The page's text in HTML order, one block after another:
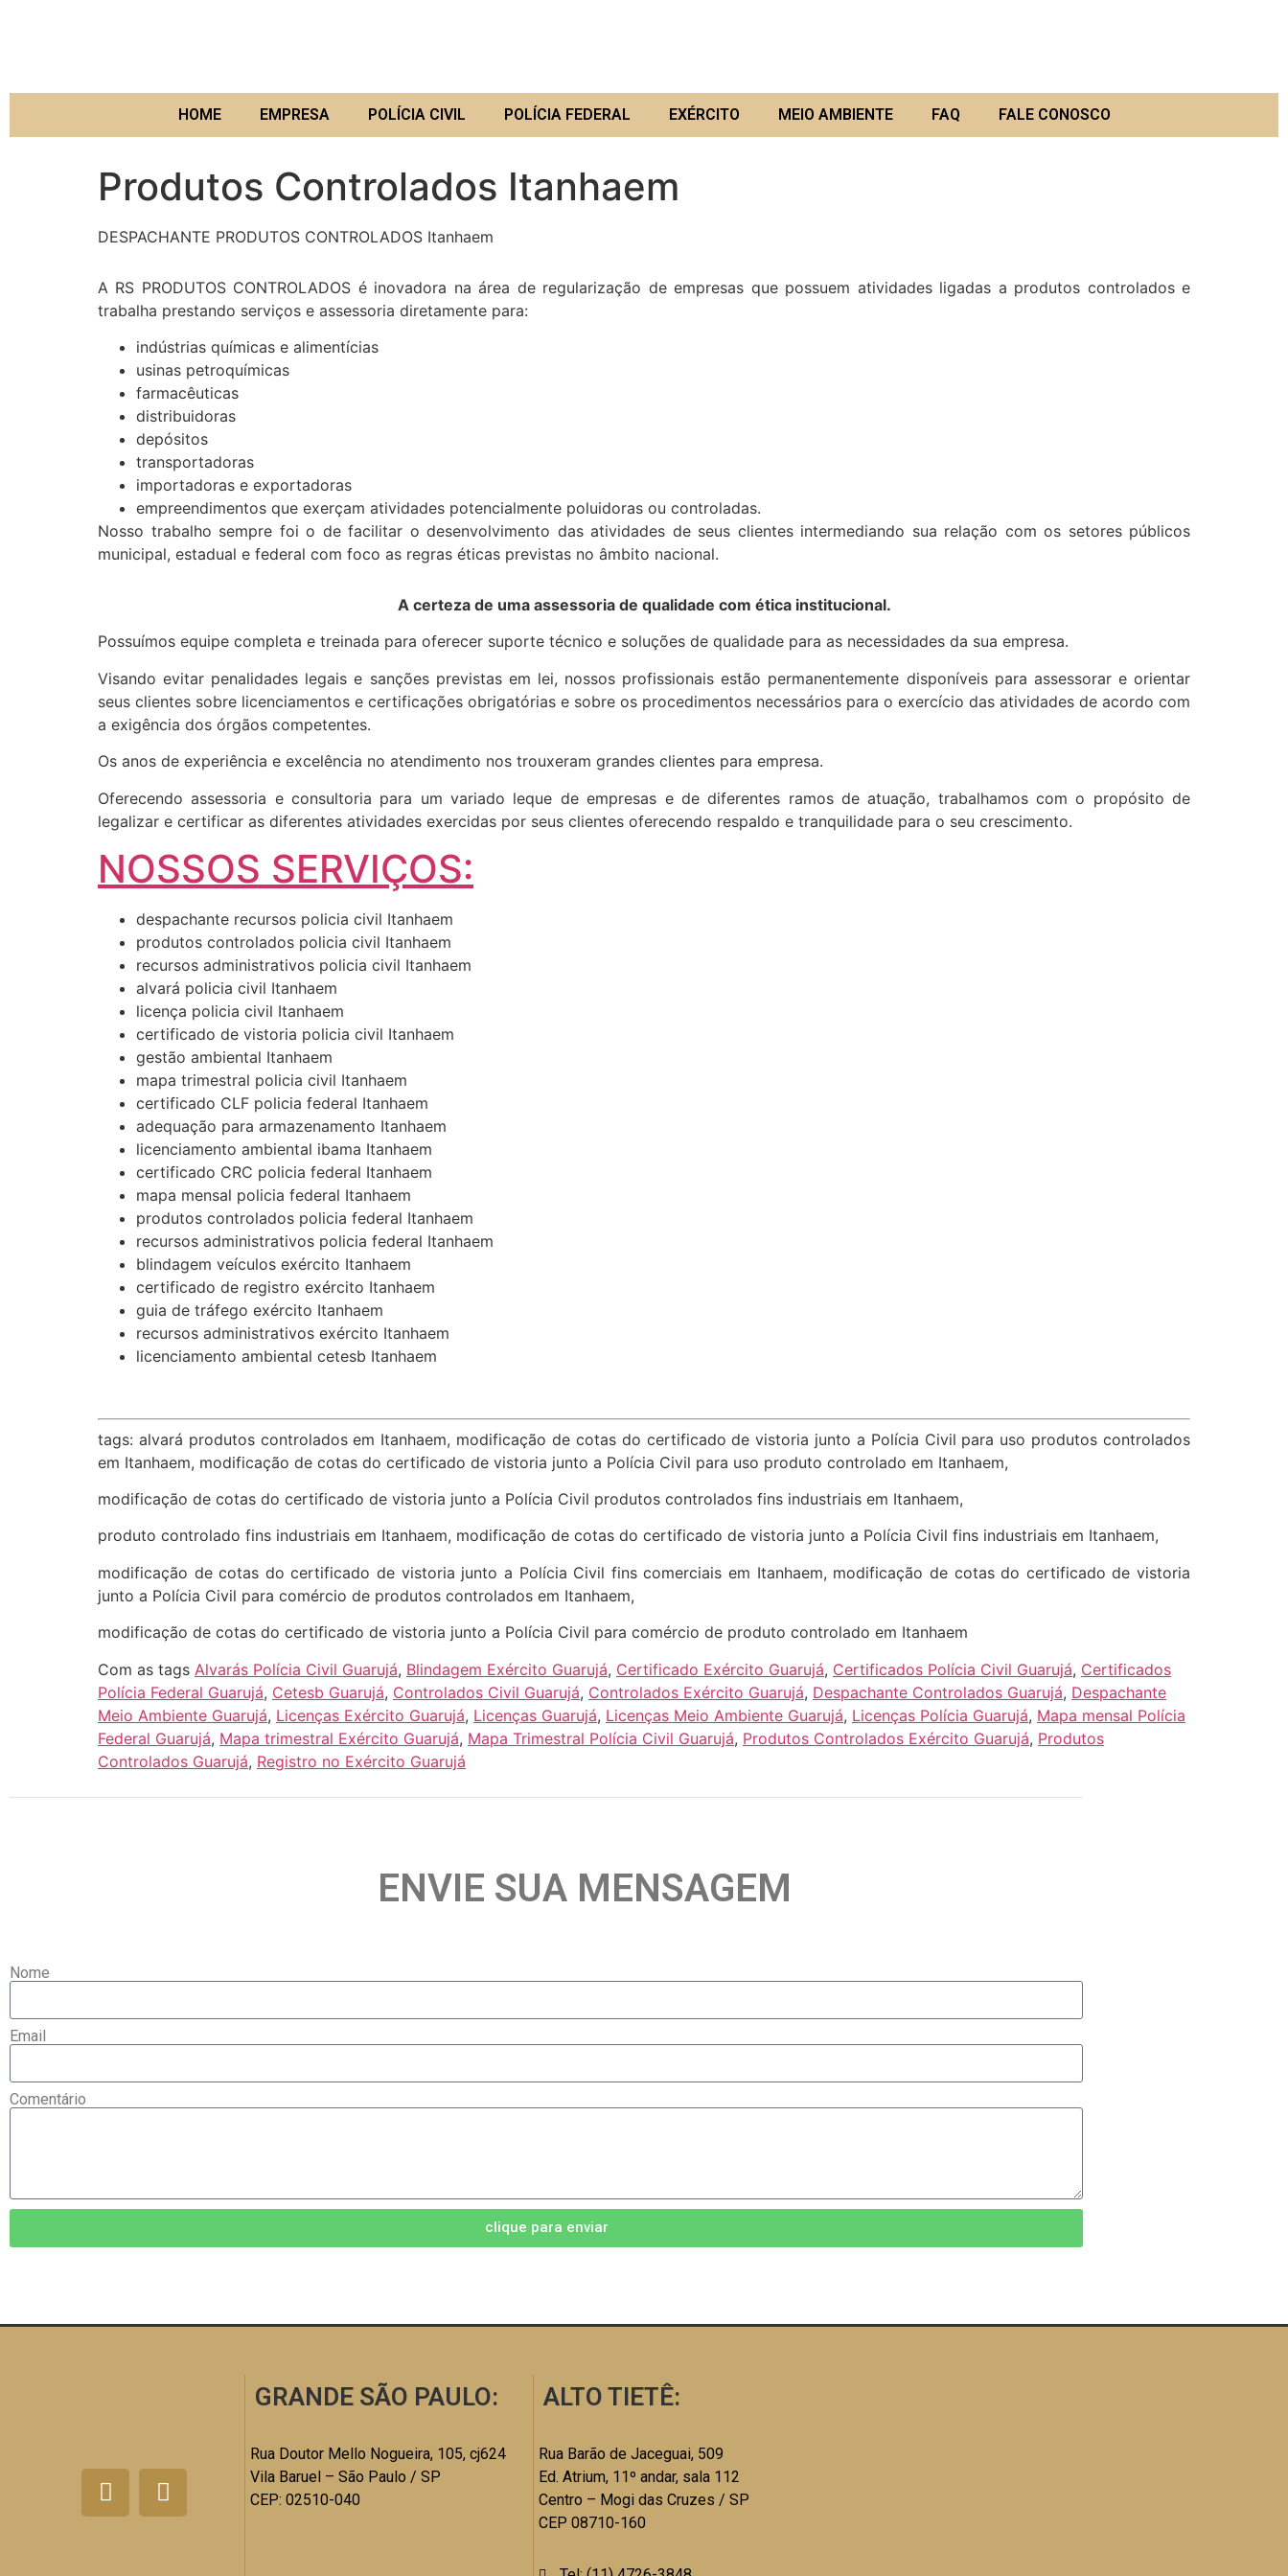
HOME EMPRESA POLÍCIA CIVIL POLÍCIA FEDERAL EXÉRCITO MEIO AMBIENTE FAQ FALE CONOSCO
Produtos Controlados Itanhaem
DESPACHANTE PRODUTOS CONTROLADOS Itanhaem
A RS PRODUTOS CONTROLADOS é inovadora na área de regularização de empresas que possuem atividades ligadas a produtos controlados e
trabalha prestando serviços e assessoria diretamente para:
indústrias químicas e alimentícias
usinas petroquímicas
farmacêuticas
distribuidoras
depósitos
transportadoras
importadoras e exportadoras
empreendimentos que exerçam atividades potencialmente poluidoras ou controladas.
Nosso trabalho sempre foi o de facilitar o desenvolvimento das atividades de seus clientes intermediando sua relação com os setores públicos
municipal, estadual e federal com foco as regras éticas previstas no âmbito nacional.
A certeza de uma assessoria de qualidade com ética institucional.
Possuímos equipe completa e treinada para oferecer suporte técnico e soluções de qualidade para as necessidades da sua empresa.
Visando evitar penalidades legais e sanções previstas em lei, nossos profissionais estão permanentemente disponíveis para assessorar e orientar
seus clientes sobre licenciamentos e certificações obrigatórias e sobre os procedimentos necessários para o exercício das atividades de acordo com
a exigência dos órgãos competentes.
Os anos de experiência e excelência no atendimento nos trouxeram grandes clientes para empresa.
Oferecendo assessoria e consultoria para um variado leque de empresas e de diferentes ramos de atuação, trabalhamos com o propósito de
legalizar e certificar as diferentes atividades exercidas por seus clientes oferecendo respaldo e tranquilidade para o seu crescimento.
NOSSOS SERVIÇOS:
despachante recursos policia civil Itanhaem
produtos controlados policia civil Itanhaem
recursos administrativos policia civil Itanhaem
alvará policia civil Itanhaem
licença policia civil Itanhaem
certificado de vistoria policia civil Itanhaem
gestão ambiental Itanhaem
mapa trimestral policia civil Itanhaem
certificado CLF policia federal Itanhaem
adequação para armazenamento Itanhaem
licenciamento ambiental ibama Itanhaem
certificado CRC policia federal Itanhaem
mapa mensal policia federal Itanhaem
produtos controlados policia federal Itanhaem
recursos administrativos policia federal Itanhaem
blindagem veículos exército Itanhaem
certificado de registro exército Itanhaem
guia de tráfego exército Itanhaem
recursos administrativos exército Itanhaem
licenciamento ambiental cetesb Itanhaem
tags: alvará produtos controlados em Itanhaem, modificação de cotas do certificado de vistoria junto a Polícia Civil para uso produtos controlados
em Itanhaem, modificação de cotas do certificado de vistoria junto a Polícia Civil para uso produto controlado em Itanhaem,
modificação de cotas do certificado de vistoria junto a Polícia Civil produtos controlados fins industriais em Itanhaem,
produto controlado fins industriais em Itanhaem, modificação de cotas do certificado de vistoria junto a Polícia Civil fins industriais em Itanhaem,
modificação de cotas do certificado de vistoria junto a Polícia Civil fins comerciais em Itanhaem, modificação de cotas do certificado de vistoria
junto a Polícia Civil para comércio de produtos controlados em Itanhaem,
modificação de cotas do certificado de vistoria junto a Polícia Civil para comércio de produto controlado em Itanhaem
Com as tags Alvarás Polícia Civil Guarujá, Blindagem Exército Guarujá, Certificado Exército Guarujá, Certificados Polícia Civil Guarujá, Certificados
Polícia Federal Guarujá, Cetesb Guarujá, Controlados Civil Guarujá, Controlados Exército Guarujá, Despachante Controlados Guarujá, Despachante
Meio Ambiente Guarujá, Licenças Exército Guarujá, Licenças Guarujá, Licenças Meio Ambiente Guarujá, Licenças Polícia Guarujá, Mapa mensal Polícia
Federal Guarujá, Mapa trimestral Exército Guarujá, Mapa Trimestral Polícia Civil Guarujá, Produtos Controlados Exército Guarujá, Produtos
Controlados Guarujá, Registro no Exército Guarujá
ENVIE SUA MENSAGEM
Nome
Email
Comentário
clique para enviar
GRANDE SÃO PAULO:
Rua Doutor Mello Nogueira, 105, cj624
Vila Baruel – São Paulo / SP
CEP: 02510-040
ALTO TIETÊ:
Rua Barão de Jaceguai, 509
Ed. Atrium, 11º andar, sala 112
Centro – Mogi das Cruzes / SP
CEP 08710-160